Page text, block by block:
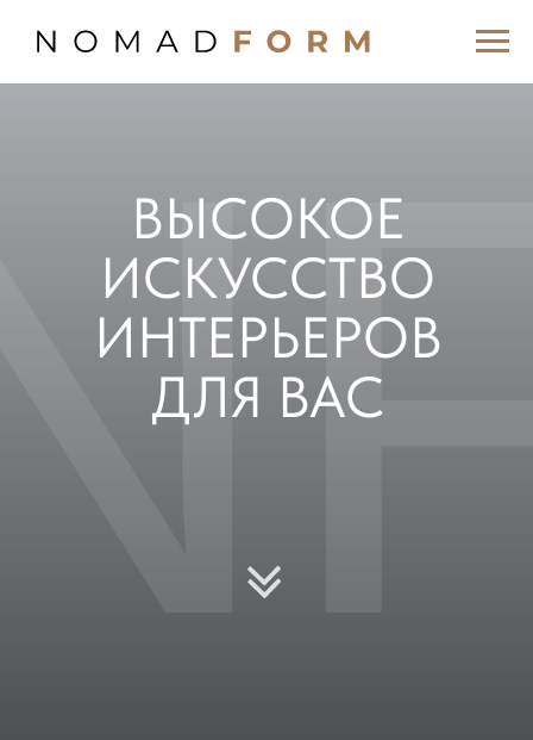
ВЫСОКОЕ
ИСКУССТВО
ИНТЕРЬЕРОВ
ДЛЯ ВАС